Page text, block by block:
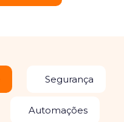
Segurança
Automações